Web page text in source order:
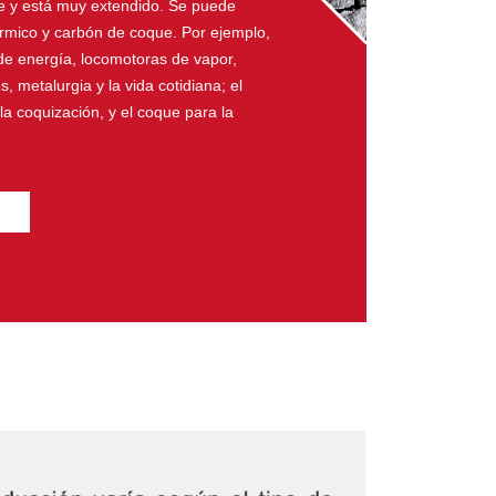
y está muy extendido. Se puede
y carbón de coque. Por ejemplo,
energía, locomotoras de vapor,
metalurgia y la vida cotidiana; el
coquización, y el coque para la